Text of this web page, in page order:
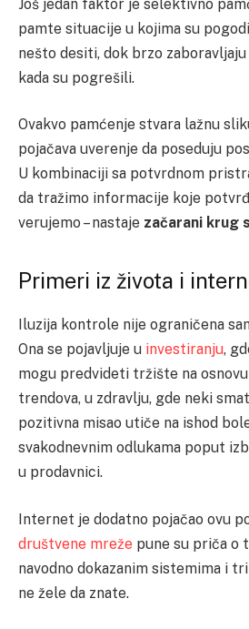
Još jedan faktor je selektivno
pamte situacije u kojima su
nešto desiti, dok brzo
kada su pogrešili.
Ovakvo pamćenje stvara lažnu
pojačava uverenje da poseduju
U kombinaciji sa potvrdnom
da tražimo informacije koje
verujemo – nastaje začarani krug
Primeri iz života i
Iluzija kontrole nije ograničena
Ona se pojavljuje u investiranju,
mogu predvideti tržište na
trendova, u zdravlju, gde neki
pozitivna misao utiče na ishod
svakodnevnim odlukama poput
u prodavnici.
Internet je dodatno pojačao ovu
društvene mreže pune su priča o
navodno dokazanim sistemima i
ne žele da znate.